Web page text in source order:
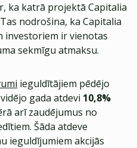
ka katrā projektā Capitalia
nodrošina, ka Capitalia
investoriem ir vienotas
sekmīgu atmaksu.
ieguldītājiem pēdējo
gada atdevi 10,8%
arī zaudējumus no
Šāda atdeve
ieguldījumiem akcijās